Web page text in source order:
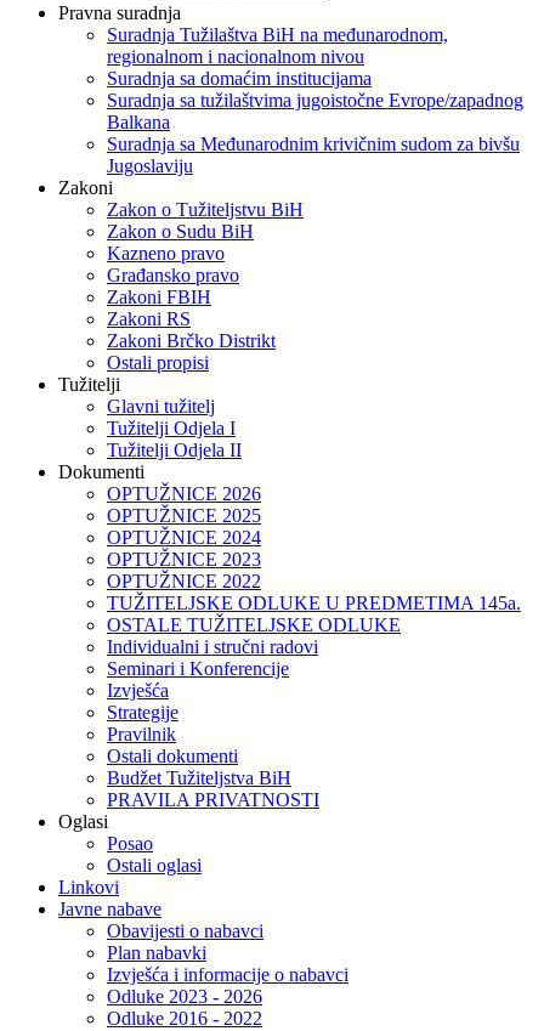
Pravna suradnja
Suradnja Tužilaštva BiH na međunarodnom,
regionalnom i nacionalnom nivou
Suradnja sa domaćim institucijama
Suradnja sa tužilaštvima jugoistočne Evrope/zapadnog
Balkana
Suradnja sa Međunarodnim krivičnim sudom za bivšu
Jugoslaviju
Zakoni
Zakon o Тužiteljstvu BiH
Zakon o Sudu BiH
Kazneno pravo
Građansko pravo
Zakoni FBIH
Zakoni RS
Zakoni Brčko Distrikt
Ostali propisi
Tužitelji
Glavni tužitelj
Tužitelji Odjela I
Tužitelji Odjela II
Dokumenti
OPTUŽNICE 2026
OPTUŽNICE 2025
OPTUŽNICE 2024
OPTUŽNICE 2023
OPTUŽNICE 2022
TUŽITELJSKE ODLUKE U PREDMETIMA 145a.
OSTALE TUŽITELJSKE ODLUKE
Individualni i stručni radovi
Seminari i Konferencije
Izvješća
Strategije
Pravilnik
Ostali dokumenti
Budžet Tužiteljstva BiH
PRAVILA PRIVATNOSTI
Oglasi
Posao
Ostali oglasi
Linkovi
Javne nabave
Obavijesti o nabavci
Plan nabavki
Izvješća i informacije o nabavci
Odluke 2023 - 2026
Odluke 2016 - 2022